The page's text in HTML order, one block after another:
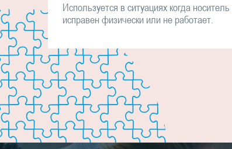
Используется в ситуациях когда
исправен физически или не работает.